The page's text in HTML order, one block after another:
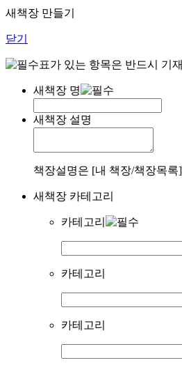
새책장 만들기
닫기
표가 있는 항목은 반드시 기
새책장 명
새책장 설명
책장설명은 [내 책장/책장목
새책장 카테고리
카테고리
카테고리
카테고리